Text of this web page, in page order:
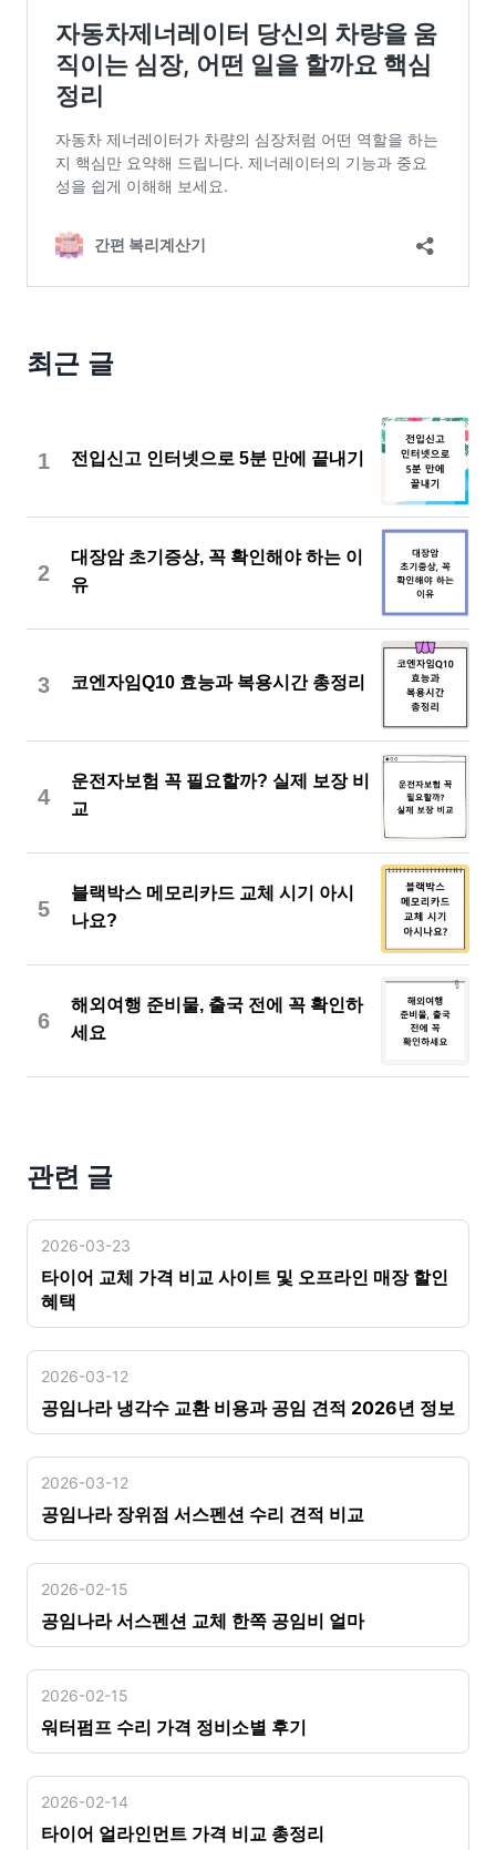
최근 글
1 전입신고 인터넷으로 5분 만에 끝내기
2
대장암 초기증상, 꼭 확인해야 하는 이
유
3 코엔자임Q10 효능과 복용시간 총정리
4
운전자보험 꼭 필요할까? 실제 보장 비
교
5
블랙박스 메모리카드 교체 시기 아시
나요?
6
해외여행 준비물, 출국 전에 꼭 확인하
세요
관련 글
2026-03-23
타이어 교체 가격 비교 사이트 및 오프라인 매장 할인
혜택
2026-03-12
공임나라 냉각수 교환 비용과 공임 견적 2026년 정보
2026-03-12
공임나라 장위점 서스펜션 수리 견적 비교
2026-02-15
공임나라 서스펜션 교체 한쪽 공임비 얼마
2026-02-15
워터펌프 수리 가격 정비소별 후기
2026-02-14
타이어 얼라인먼트 가격 비교 총정리